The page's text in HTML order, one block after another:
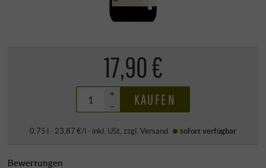
17,90 €
+
–
KAUFEN
0,75 l · 23,87 €/l · inkl. USt , zzgl.Versand sofort verfügbar
Bewertungen